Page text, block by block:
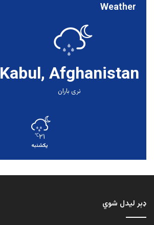
Weather
Kabul, Afghanistan
نری باران
۲۱℃
یکشنبه
ډېر لیدل شوي